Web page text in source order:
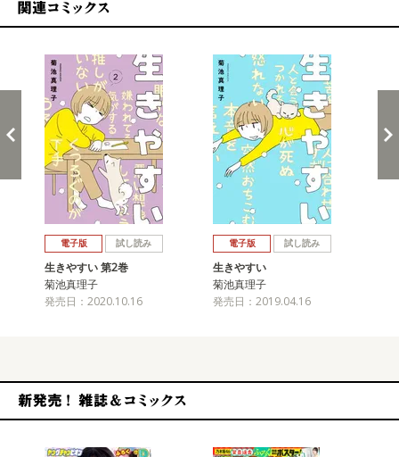
電子版 試し読み
生きやすい 第2巻
菊池真理子
発売日：2020.10.16
電子版 試し読み
生きやすい
菊池真理子
発売日：2019.04.16